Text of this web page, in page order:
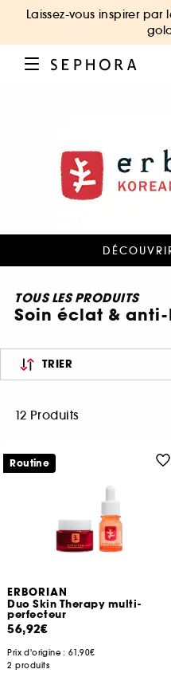
Laissez-vous inspirer
TOUS LES PRODUITS
Soin éclat & anti-
TRIER
12 Produits
ERBORIAN
Duo Skin Therapy multi-
perfecteur
56,92€
Prix d'origine :61,90€
2 produits
Routine